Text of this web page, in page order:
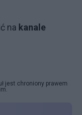
na kanale
jest chroniony prawem